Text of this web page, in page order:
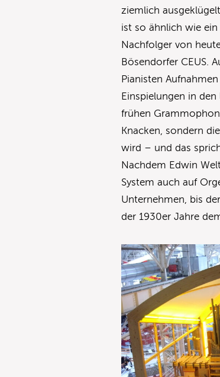
ziemlich
ist so ähnlich wie
Nachfolger von
Bösendorfer CEUS.
Pianisten
Einspielungen in
frühen
Knacken, sondern
wird – und das
Nachdem Edwin
System auch auf
Unternehmen, bis
der 1930er Jahre